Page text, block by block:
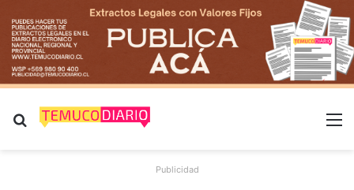
Buscar por
Publicidad